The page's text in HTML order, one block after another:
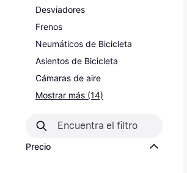
Desviadores
Frenos
Neumáticos de Bicicleta
Asientos de Bicicleta
Cámaras de aire
Mostrar más (14)
Precio